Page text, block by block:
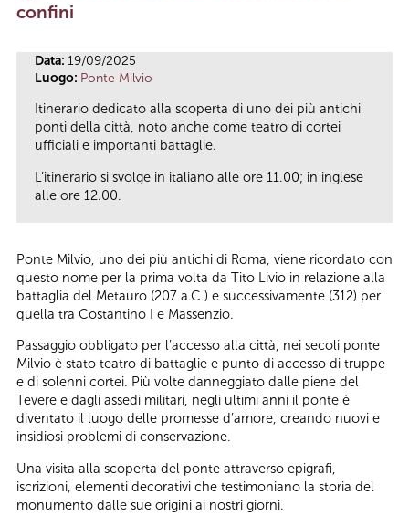
confini
Data: 19/09/2025
Luogo: Ponte Milvio
Itinerario dedicato alla scoperta di uno dei più antichi
ponti della città, noto anche come teatro di cortei
ufficiali e importanti battaglie.
L’itinerario si svolge in italiano alle ore 11.00; in inglese
alle ore 12.00.
Ponte Milvio, uno dei più antichi di Roma, viene ricordato con
questo nome per la prima volta da Tito Livio in relazione alla
battaglia del Metauro (207 a.C.) e successivamente (312) per
quella tra Costantino I e Massenzio.
Passaggio obbligato per l’accesso alla città, nei secoli ponte
Milvio è stato teatro di battaglie e punto di accesso di truppe
e di solenni cortei. Più volte danneggiato dalle piene del
Tevere e dagli assedi militari, negli ultimi anni il ponte è
diventato il luogo delle promesse d’amore, creando nuovi e
insidiosi problemi di conservazione.
Una visita alla scoperta del ponte attraverso epigrafi,
iscrizioni, elementi decorativi che testimoniano la storia del
monumento dalle sue origini ai nostri giorni.